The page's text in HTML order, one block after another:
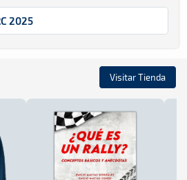
2025
Visitar Tienda